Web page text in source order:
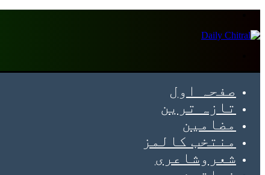
صفحہ اول
تازہ ترین
مضامین
منتخب کالمز
شعروشاعری